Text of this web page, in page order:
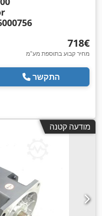
‏718 ‏€
מחיר קבוע בתוספת מע"מ
התקשר
מודעה קטנה